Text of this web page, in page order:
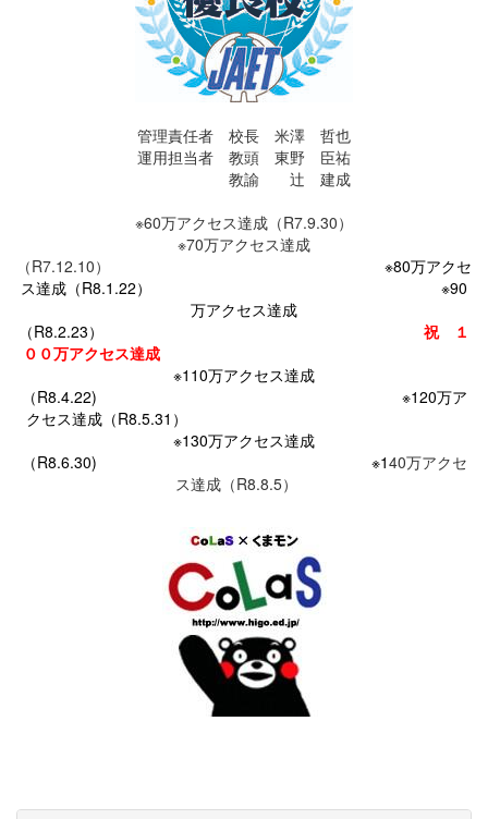
管理責任者 校長 米澤 哲也
運用担当者 教頭 東野 臣祐
教諭 辻 建成
※60万アクセス達成（R7.9.30）
※70万アクセス達成
（R7.12.10） ※80万アクセ
ス達成（R8.1.22） ※90
万アクセス達成
（R8.2.23） 祝 １
００万アクセス達成
※110万アクセス達成
（R8.4.22) ※120万ア
クセス達成（R8.5.31）
※130万アクセス達成
（R8.6.30) ※140万アクセ
ス達成（R8.8.5）